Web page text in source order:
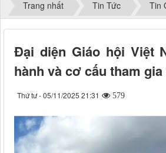
Trang nhất Tin Tức Tin
Đại diện Giáo hội Việt
hành và cơ cấu tham
Thứ tư - 05/11/2025 21:31 579